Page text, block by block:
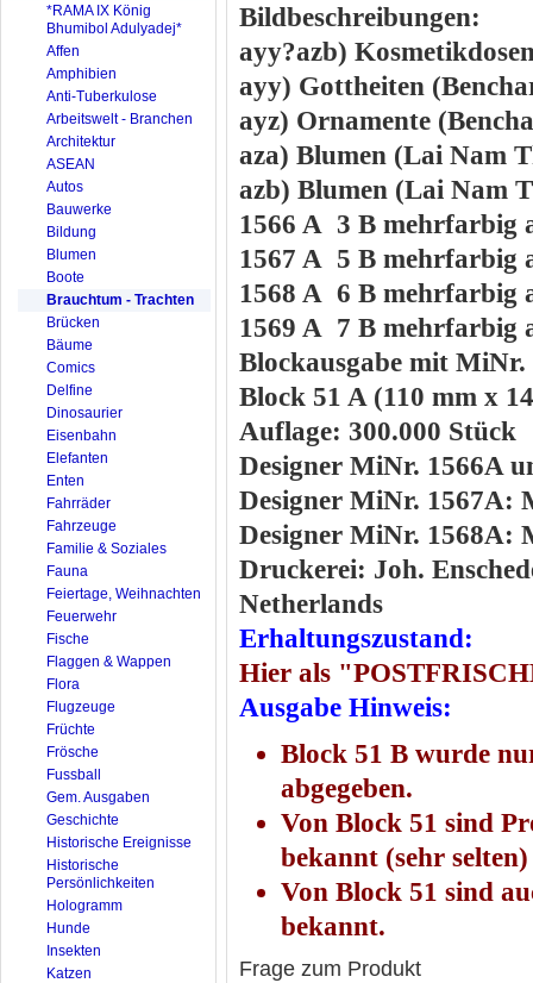
Bildbeschreibungen:
ayy?azb)
ayy) Gottheiten
ayz) Ornamente
aza) Blumen (Lai Nam
azb) Blumen (Lai Nam
1566 A 3 B mehrfarbig
1567 A 5 B mehrfarbig
1568 A 6 B mehrfarbig
1569 A 7 B mehrfarbig
Blockausgabe mit
Block 51 A (110 mm x
Auflage: 300.000 Stück
Designer MiNr. 1566A
Designer MiNr. 1567A:
Designer MiNr. 1568A:
Druckerei: Joh.
Netherlands
Erhaltungszustand:
Hier als
Ausgabe Hinweis:
Block 51 B wurde
abgegeben.
Von Block 51 sind
bekannt (sehr selten)
Von Block 51 sind
bekannt.
Frage zum Produkt
*RAMA IX König
Bhumibol Adulyadej*
Affen
Amphibien
Anti-Tuberkulose
Arbeitswelt - Branchen
Architektur
ASEAN
Autos
Bauwerke
Bildung
Blumen
Boote
Brauchtum - Trachten
Brücken
Bäume
Comics
Delfine
Dinosaurier
Eisenbahn
Elefanten
Enten
Fahrräder
Fahrzeuge
Familie & Soziales
Fauna
Feiertage, Weihnachten
Feuerwehr
Fische
Flaggen & Wappen
Flora
Flugzeuge
Früchte
Frösche
Fussball
Gem. Ausgaben
Geschichte
Historische Ereignisse
Historische
Persönlichkeiten
Hologramm
Hunde
Insekten
Katzen